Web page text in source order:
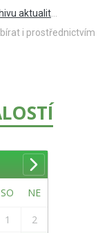
aktualit
i prostřednictvím
SO NE
1
2